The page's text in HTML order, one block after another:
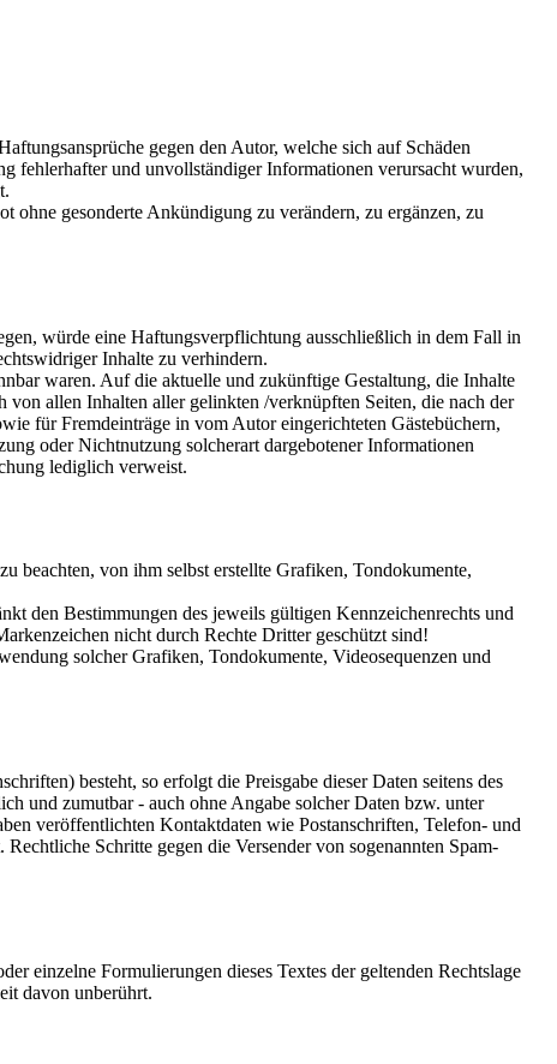
gegen den Autor, welche sich auf Schäden
fehlerhafter und unvollständiger Informationen verursacht wurden,
ohne gesonderte Ankündigung zu verändern, zu ergänzen, zu
würde eine Haftungsverpflichtung ausschließlich in dem Fall in
Inhalte zu verhindern.
waren. Auf die aktuelle und zukünftige Gestaltung, die Inhalte
allen Inhalten aller gelinkten /verknüpften Seiten, die nach der
für Fremdeinträge in vom Autor eingerichteten Gästebüchern,
oder Nichtnutzung solcherart dargebotener Informationen
lediglich verweist.
beachten, von ihm selbst erstellte Grafiken, Tondokumente,
den Bestimmungen des jeweils gültigen Kennzeichenrechts und
nicht durch Rechte Dritter geschützt sind!
solcher Grafiken, Tondokumente, Videosequenzen und
besteht, so erfolgt die Preisgabe dieser Daten seitens des
und zumutbar - auch ohne Angabe solcher Daten bzw. unter
veröffentlichten Kontaktdaten wie Postanschriften, Telefon- und
Schritte gegen die Versender von sogenannten Spam-
einzelne Formulierungen dieses Textes der geltenden Rechtslage
davon unberührt.